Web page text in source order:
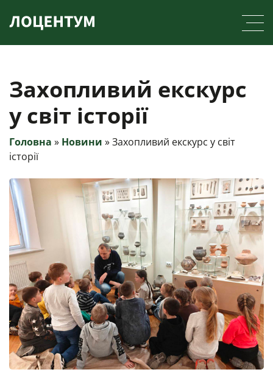
Захопливий екскурс
у світ історії
Головна » Новини »Захопливий екскурс у світ
історії